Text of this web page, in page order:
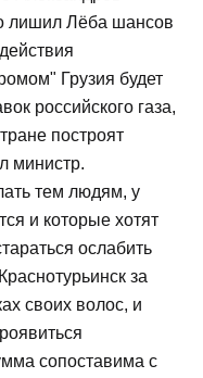
лишил Лёба шансов
Грузия будет
российского газа,
построят
министр.
тем людям, у
и которые хотят
ослабить
за
своих волос, и
сопоставима с